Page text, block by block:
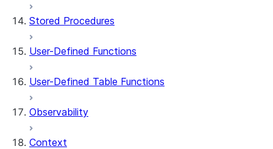
Stored Procedures
User-Defined Functions
User-Defined Table Functions
Observability
Context